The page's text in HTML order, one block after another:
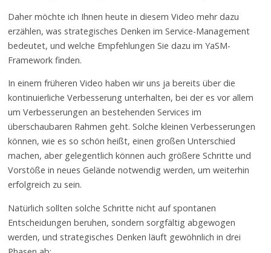
Daher möchte ich Ihnen heute in diesem Video mehr dazu
erzählen, was strategisches Denken im Service-Management
bedeutet, und welche Empfehlungen Sie dazu im YaSM-
Framework finden.
In einem früheren Video haben wir uns ja bereits über die
kontinuierliche Verbesserung unterhalten, bei der es vor allem
um Verbesserungen an bestehenden Services im
überschaubaren Rahmen geht. Solche kleinen Verbesserungen
können, wie es so schön heißt, einen großen Unterschied
machen, aber gelegentlich können auch größere Schritte und
Vorstöße in neues Gelände notwendig werden, um weiterhin
erfolgreich zu sein.
Natürlich sollten solche Schritte nicht auf spontanen
Entscheidungen beruhen, sondern sorgfältig abgewogen
werden, und strategisches Denken läuft gewöhnlich in drei